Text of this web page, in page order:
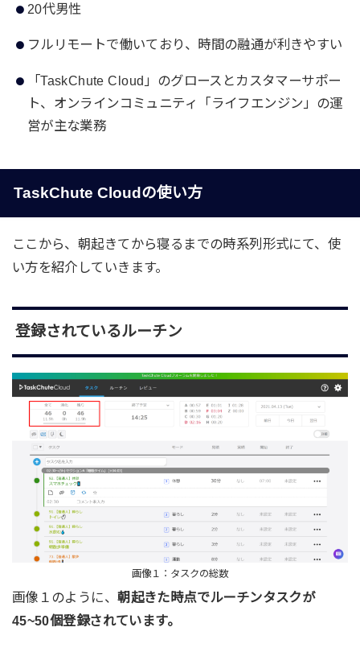
20代男性
フルリモートで働いており、時間の融通が利きやすい
「TaskChute Cloud」のグロースとカスタマーサポー
ト、オンラインコミュニティ「ライフエンジン」の運
営が主な業務
TaskChute Cloudの使い方
ここから、朝起きてから寝るまでの時系列形式にて、使
い方を紹介していきます。
登録されているルーチン
画像１：タスクの総数
画像１のように、朝起きた時点でルーチンタスクが
45~50個登録されています。